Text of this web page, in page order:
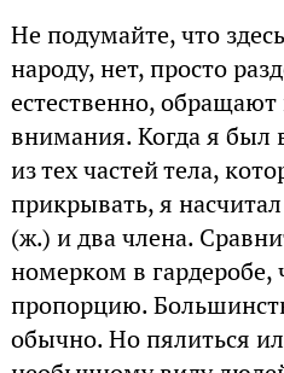
Не подумайте, что
народу, нет, просто
естественно,
внимания. Когда я был
из тех частей тела,
прикрывать, я
(ж.) и два члена.
номерком в гардеробе,
пропорцию.
обычно. Но пялиться